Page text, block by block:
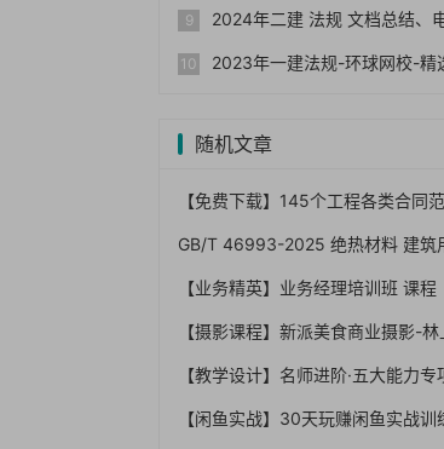
2024年二建 法规 文档总结、电子教材
2023年一建法规-环球网校-精选章节习
随机文章
【业务精英】业务经理培训班 课程